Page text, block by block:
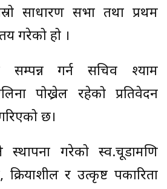
साधारण सभा तथा प्रथम
गरेको हो ।
गर्न सचिव श्याम
पोख्रेल रहेको प्रतिवेदन
छ।
गरेको स्व.चूडामणि
क्रियाशील र उत्कृष्ट पत्रकारिता